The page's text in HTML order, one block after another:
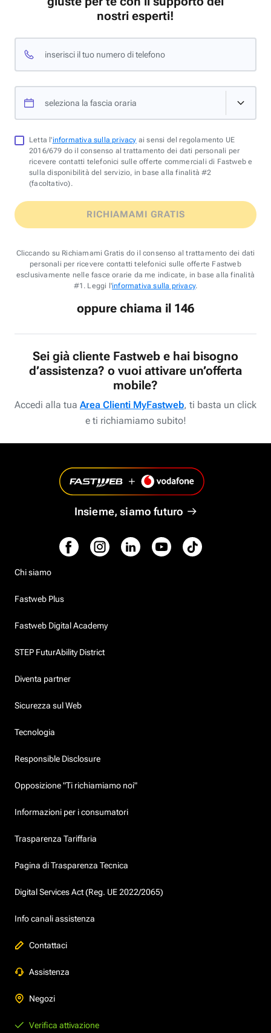
nostri esperti!
inserisci il tuo numero di telefono
seleziona la fascia oraria
Letta l'informativa sulla privacy ai sensi del regolamento UE
2016/679 do il consenso al trattamento dei dati personali per
ricevere contatti telefonici sulle offerte commerciali di Fastweb e
sulla disponibilità del servizio, in base alla finalità #2
(facoltativo).
RICHIAMAMI GRATIS
Cliccando su Richiamami Gratis do il consenso al trattamento dei dati
personali per ricevere contatti telefonici sulle offerte Fastweb
esclusivamente nelle fasce orarie da me indicate, in base alla finalità
#1. Leggi l'informativa sulla privacy.
oppure chiama il 146
Sei già cliente Fastweb e hai bisogno
d’assistenza? o vuoi attivare un’offerta
mobile?
Accedi alla tua Area Clienti MyFastweb, ti basta un click
e ti richiamiamo subito!
Insieme, siamo futuro
Chi siamo
Fastweb Plus
Fastweb Digital Academy
STEP FuturAbility District
Diventa partner
Sicurezza sul Web
Tecnologia
Responsible Disclosure
Opposizione "Ti richiamiamo noi"
Informazioni per i consumatori
Trasparenza Tariffaria
Pagina di Trasparenza Tecnica
Digital Services Act (Reg. UE 2022/2065)
Info canali assistenza
Contattaci
Assistenza
Negozi
Verifica attivazione